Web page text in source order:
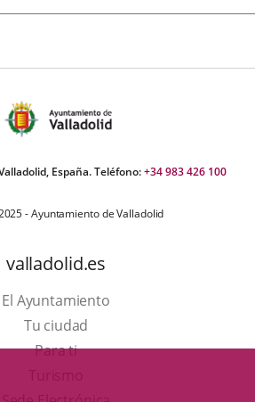
España. Teléfono:+34 983 426 100
- Ayuntamiento de Valladolid
valladolid.es
El Ayuntamiento
Tu ciudad
Para ti